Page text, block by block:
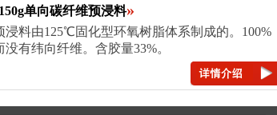
单向碳纤维预浸料»
浸料由125℃固化型环氧树脂体系制成的。100%
有纬向纤维。含胶量33%。